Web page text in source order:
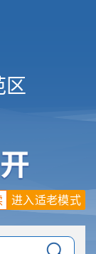
进入适老模式